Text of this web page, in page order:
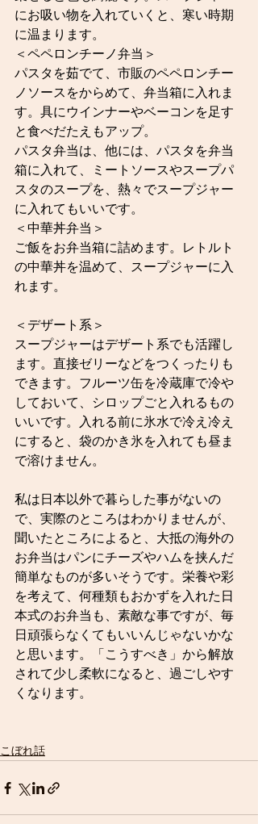
にお吸い物を入れていくと、寒い時期
に温まります。
＜ペペロンチーノ弁当＞
パスタを茹でて、市販のペペロンチー
ノソースをからめて、弁当箱に入れま
す。具にウインナーやベーコンを足す
と食べだたえもアップ。
パスタ弁当は、他には、パスタを弁当
箱に入れて、ミートソースやスープパ
スタのスープを、熱々でスープジャー
に入れてもいいです。
＜中華丼弁当＞
ご飯をお弁当箱に詰めます。レトルト
の中華丼を温めて、スープジャーに入
れます。
＜デザート系＞
スープジャーはデザート系でも活躍し
ます。直接ゼリーなどをつくったりも
できます。フルーツ缶を冷蔵庫で冷や
しておいて、シロップごと入れるもの
いいです。入れる前に氷水で冷え冷え
にすると、袋のかき氷を入れても昼ま
で溶けません。
私は日本以外で暮らした事がないの
で、実際のところはわかりませんが、
聞いたところによると、大抵の海外の
お弁当はパンにチーズやハムを挟んだ
簡単なものが多いそうです。栄養や彩
を考えて、何種類もおかずを入れた日
本式のお弁当も、素敵な事ですが、毎
日頑張らなくてもいいんじゃないかな
と思います。「こうすべき」から解放
されて少し柔軟になると、過ごしやす
くなります。
こぼれ話